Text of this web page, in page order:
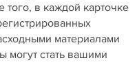
в каждой карточке
материалами
могут стать вашими